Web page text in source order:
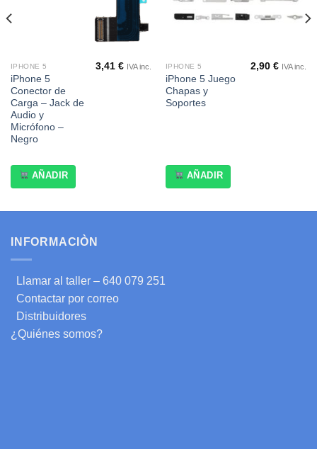
IPHONE 5
iPhone 5
Conector de
Carga – Jack de
Audio y
Micrófono –
Negro
3,41€ IVA inc.
AÑADIR
IPHONE 5
iPhone 5 Juego
Chapas y
Soportes
2,90€ IVA inc.
AÑADIR
INFORMACIÒN
Llamar al taller – 640 079 251
Contactar por correo
Distribuidores
¿Quiénes somos?